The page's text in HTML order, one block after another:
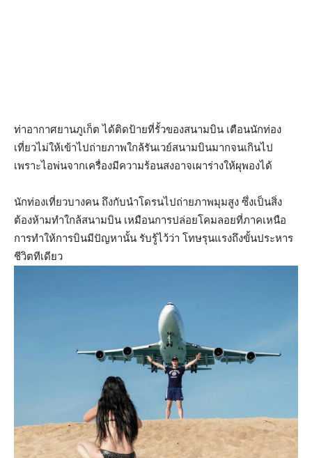
ท่าอากาศยานภูเก็ต ได้ติดป้ายที่รั้วของสนามบิน เตือนนักท่อง
เที่ยวไม่ให้เข้าไปถ่ายภาพใกล้รันเวย์สนามบินมากจนเกินไป
เพราะไอพ่นจากเครื่องมีความร้อนสงอาจเผาร่างให้ผุพองได้
นักท่องเที่ยวบางคน ถึงกับนำโดรนไปถ่ายภาพมุมสูง ซึ่งเป็นสิ่ง
ต้องห้ามทำใกล้สนามบิน เหมือนการปล่อยโคมลอยที่ภาคเหนือ
การทำให้การบินมีปัญหานั้น รับรู้ไว้ว่า โทษรุนแรงถึงขั้นประหาร
ชีวิตทีเดียว